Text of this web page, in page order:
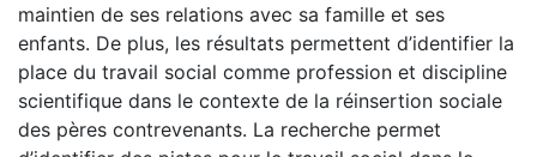
maintien de ses relations avec sa famille et ses
enfants. De plus, les résultats permettent d’identifier la
place du travail social comme profession et discipline
scientifique dans le contexte de la réinsertion sociale
des pères contrevenants. La recherche permet